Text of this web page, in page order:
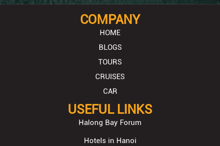
COMPANY
HOME
BLOGS
TOURS
CRUISES
CAR
USEFUL LINKS
Halong Bay Forum
Hotels in Hanoi